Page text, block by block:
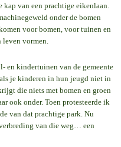
kap van een prachtige eikenlaan.
onder de bomen
voor bomen, voor tuinen en
vormen.
en kindertuinen van de gemeente
je kinderen in hun jeugd niet in
die niets met bomen en groen
ook onder. Toen protesteerde ik
van dat prachtige park. Nu
van die weg… een